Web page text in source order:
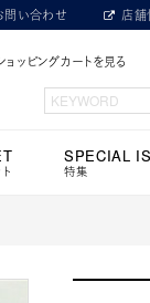
問い合わせ 店舗
ョッピングカートを見る
SPECIAL
特集